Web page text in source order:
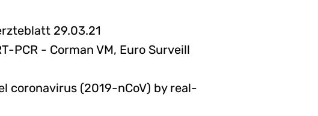
29.03.21
PCR - Corman VM, Euro Surveill
coronavirus (2019-nCoV) by real-